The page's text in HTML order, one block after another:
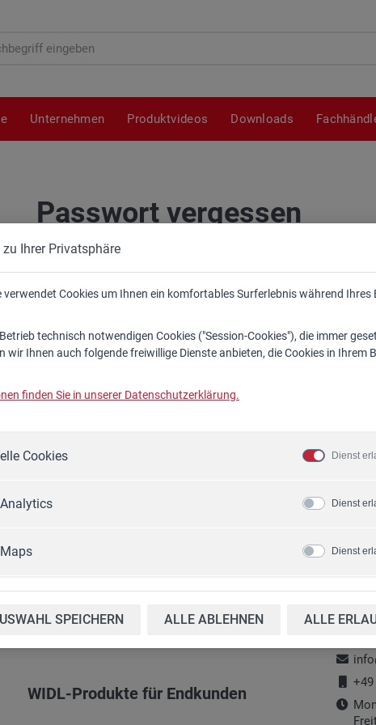
Unternehmen Produktvideos Downloads
Passwort vergessen
geben Sie Ihre Kundennummer ein. Sie erhalten per E-Mail
Original WIDL-Ersatzteile
WIDL-Produkte für Endkunden
+49
Ihrer Privatsphäre
verwendet Cookies um Ihnen ein komfortables Surferlebnis während Ihres
technisch notwendigen Cookies ("Session-Cookies"), die immer
wir Ihnen auch folgende freiwillige Dienste anbieten, die Cookies in Ihrem
finden Sie in unserer Datenschutzerklärung.
Cookies Dienst
Dienst
Dienst
SPEICHERN ALLE ABLEHNEN ALLE